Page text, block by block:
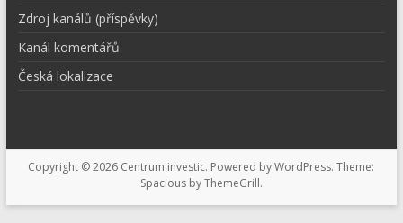
Zdroj kanálů (příspěvky)
Kanál komentářů
Česká lokalizace
Copyright © 2026 Centrum investic. Powered byWordPress. Theme:
Spacious byThemeGrill.